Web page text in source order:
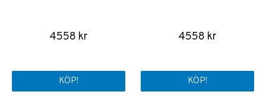
4558 kr
KÖP!
4558 kr
KÖP!